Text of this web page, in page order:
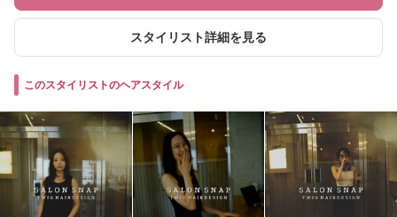
スタイリスト詳細を見る
このスタイリストのヘアスタイル